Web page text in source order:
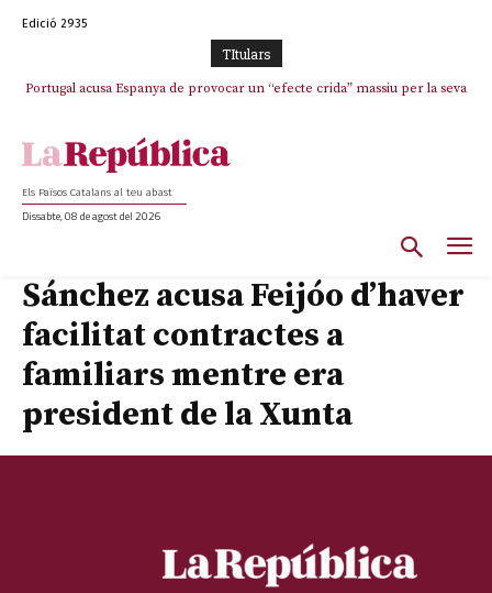
Edició 2935
TItulars
Portugal acusa Espanya de provocar un “efecte crida” massiu per la seva
Els Països Catalans al teu abast
Dissabte, 08 de agost del 2026
Sánchez acusa Feijóo d’haver
facilitat contractes a
familiars mentre era
president de la Xunta